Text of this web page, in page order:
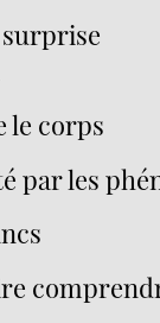
le corps
par les